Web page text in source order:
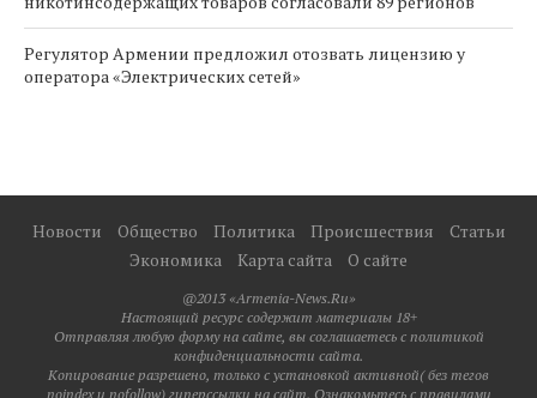
Регулятор Армении предложил отозвать лицензию у
оператора «Электрических сетей»
Новости Общество Политика Происшествия
Статьи
Экономика
Карта сайта О сайте
@2013 «Armenia-News.Ru»
Настоящий ресурс содержит материалы 18+
Отправляя любую форму на сайте, вы соглашаетесь с политикой
конфиденциальности сайта.
Копирование разрешено, только с установкой активной( без тегов
noindex и nofollow) гиперссылки на сайт. Ознакомьтесь с правилами